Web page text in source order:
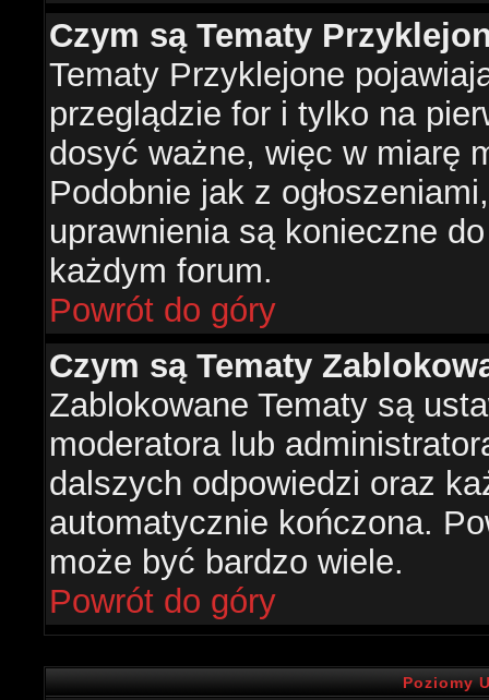
Czym są Tematy
Tematy Przyklejone
przeglądzie for i tylko na
dosyć ważne, więc w miarę
Podobnie jak z
uprawnienia są konieczne
każdym forum.
Powrót do góry
Czym są Tematy
Zablokowane Tematy są
moderatora lub
dalszych odpowiedzi oraz
automatycznie kończona.
może być bardzo wiele.
Powrót do góry
Poziomy